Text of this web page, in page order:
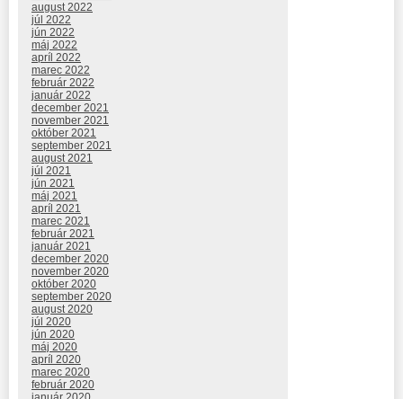
august 2022
júl 2022
jún 2022
máj 2022
apríl 2022
marec 2022
február 2022
január 2022
december 2021
november 2021
október 2021
september 2021
august 2021
júl 2021
jún 2021
máj 2021
apríl 2021
marec 2021
február 2021
január 2021
december 2020
november 2020
október 2020
september 2020
august 2020
júl 2020
jún 2020
máj 2020
apríl 2020
marec 2020
február 2020